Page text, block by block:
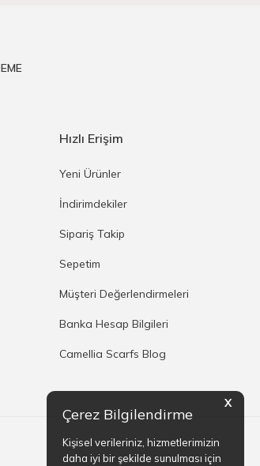
X
Çerez Bilgilendirme
Kişisel verileriniz, hizmetlerimizin
daha iyi bir şekilde sunulması için
Hızlı Erişim
Yeni Ürünler
İndirimdekiler
Sipariş Takip
Sepetim
Müşteri Değerlendirmeleri
Banka Hesap Bilgileri
Camellia Scarfs Blog